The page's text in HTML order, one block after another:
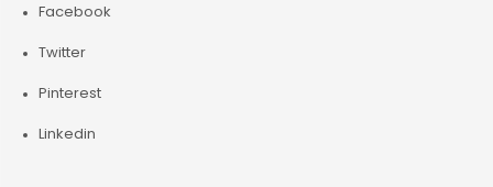
Facebook
Twitter
Pinterest
Linkedin